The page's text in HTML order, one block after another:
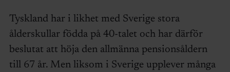
Tyskland har i likhet med Sverige stora
ålderskullar födda på 40-talet och har därför
beslutat att höja den allmänna pensionsåldern
till 67 år. Men liksom i Sverige upplever många